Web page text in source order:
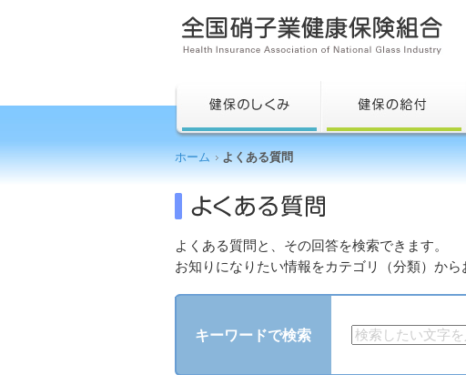
ホーム よくある質問
よくある質問と、その回答を検索できます。
お知りになりたい情報をカテゴリ（分類）から
キーワードで検索